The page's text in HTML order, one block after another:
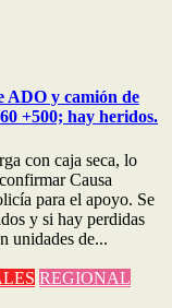
ADO y camión de
+500; hay heridos.
con caja seca, lo
Causa
para el apoyo. Se
y si hay perdidas
unidades de...
REGIONAL